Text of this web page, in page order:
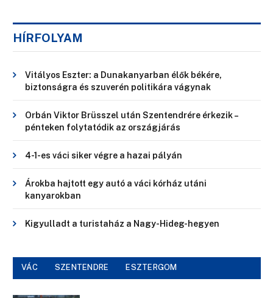
HÍRFOLYAM
Vitályos Eszter: a Dunakanyarban élők békére,
biztonságra és szuverén politikára vágynak
Orbán Viktor Brüsszel után Szentendrére érkezik –
pénteken folytatódik az országjárás
4-1-es váci siker végre a hazai pályán
Árokba hajtott egy autó a váci kórház utáni
kanyarokban
Kigyulladt a turistaház a Nagy-Hideg-hegyen
VÁC SZENTENDRE ESZTERGOM